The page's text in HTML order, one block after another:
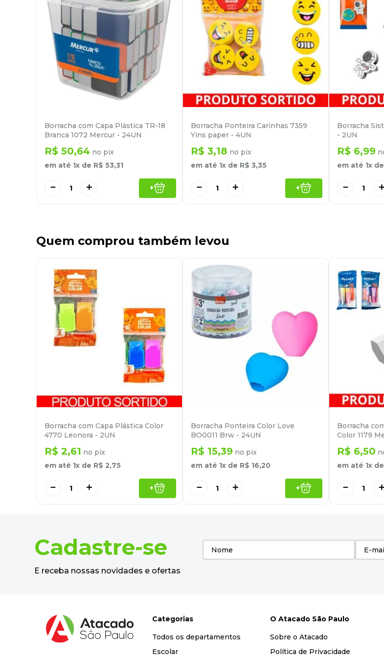
Borracha com Capa Plástica TR-18
Branca 1072 Mercur - 24UN
R$ 50,64 no pix
em até 1x de R$ 53,31
＋
－ +
Borracha Ponteira Carinhas 7359
Yins paper - 4UN
R$ 3,18 no pix
em até 1x de R$ 3,35
＋
－ +
Borracha
- 2UN
R$ 6,99
em até 1x de
＋
－
Quem comprou também levou
Borracha com Capa Plástica Color
4770 Leonora - 2UN
R$ 2,61 no pix
em até 1x de R$ 2,75
＋
－ +
Borracha Ponteira Color Love
BO0011 Brw - 24UN
R$ 15,39 no pix
em até 1x de R$ 16,20
＋
－ +
Borracha
Color 1179
R$ 6,50
em até 1x de
＋
－
Cadastre-se
E receba nossas novidades e ofertas
Categorias
Todos os departamentos
Escolar
O Atacado São Paulo
Sobre o Atacado
Política de Privacidade